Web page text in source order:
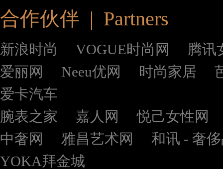
合作伙伴 | Partners
新浪时尚 VOGUE时尚网
腾讯
爱丽网
Neeu优网 时尚家居
爱卡汽车
腕表之家
嘉人网
悦己女性网
中奢网
雅昌艺术网
和讯 - 奢
YOKA拜金城